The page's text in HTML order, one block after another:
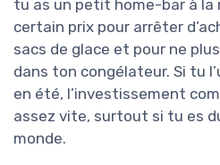
tu as un petit home-bar à la
certain prix pour arrêter
sacs de glace et pour ne
dans ton congélateur. Si tu
en été, l’investissement
assez vite, surtout si tu es
monde.